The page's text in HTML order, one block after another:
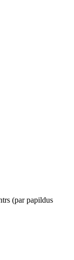
(par papildus